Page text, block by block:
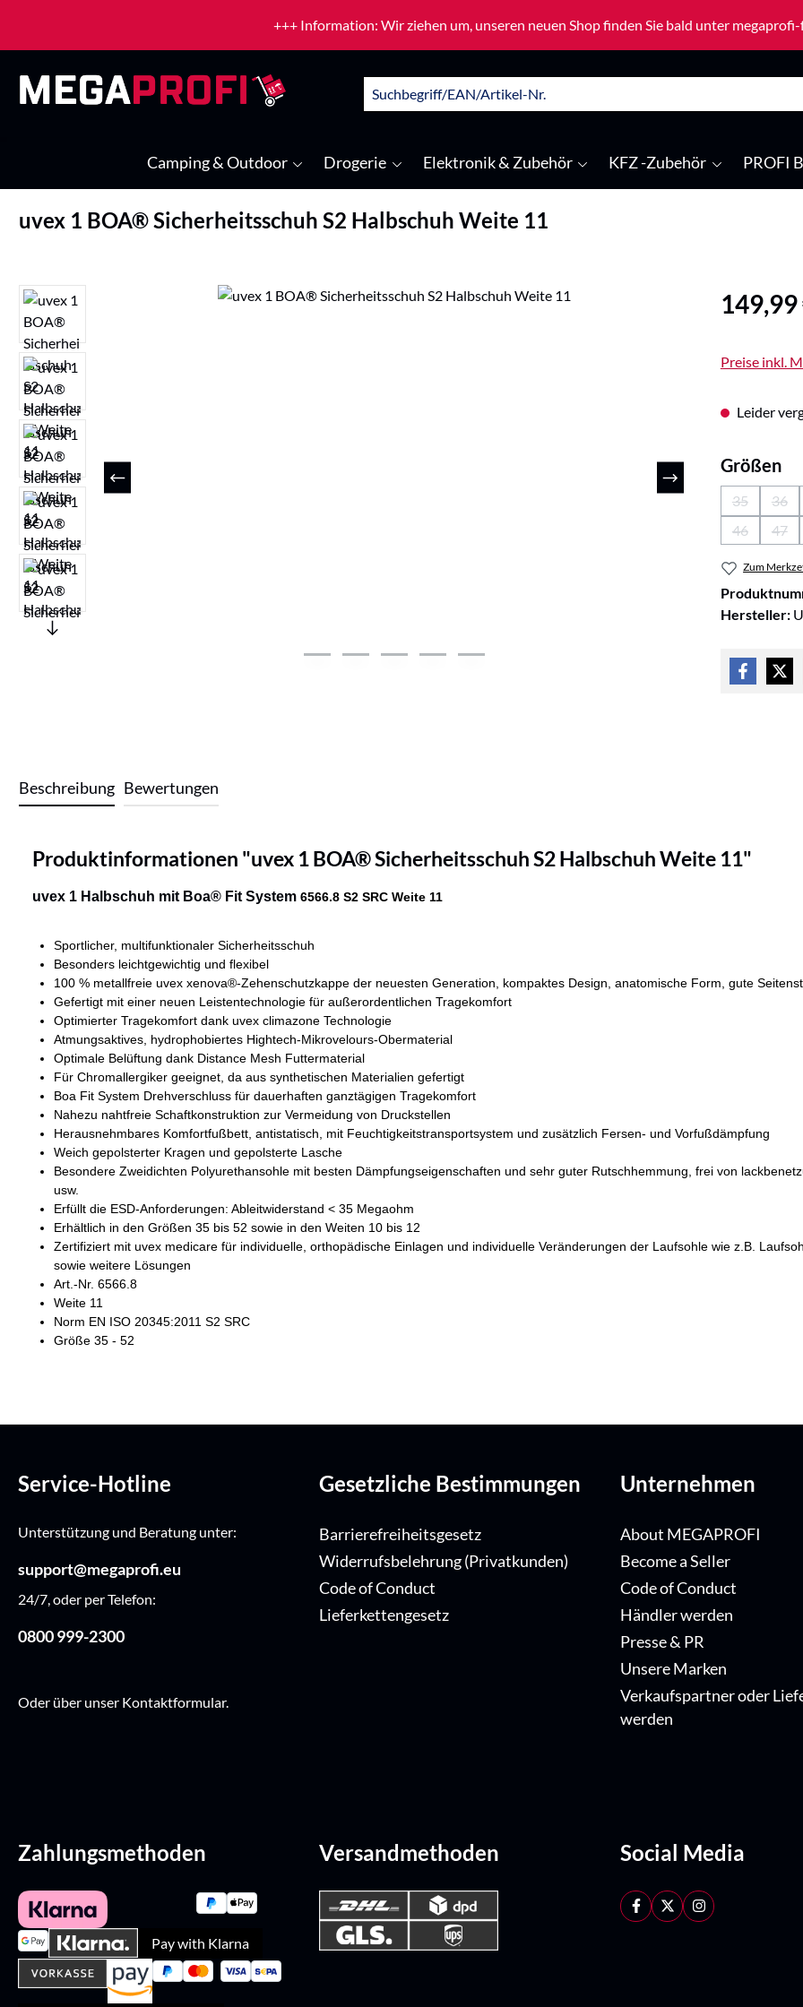
+++ Information: Wir ziehen um, unseren neuen Shop finden Sie bald unter
Camping & Outdoor Drogerie Elektronik & Zubehör KFZ -Zubehör PROFI
uvex 1 BOA® Sicherheitsschuh S2 Halbschuh Weite 11
Bildergalerie überspringen Regulärer
149,99
Preise inkl.
Leider
Größen
35
(Diese
36
46
(Diese
47
Zum
Hersteller:
Beschreibung Bewertungen
Produktinformationen "uvex 1 BOA® Sicherheitsschuh S2 Halbschuh Weite 11"
uvex 1 Halbschuh mit Boa® Fit System 6566.8 S2 SRC Weite 11
Sportlicher, multifunktionaler Sicherheitsschuh
Besonders leichtgewichtig und flexibel
100 % metallfreie uvex xenova®-Zehenschutzkappe der neuesten Generation, kompaktes Design, anatomische Form, gute
Gefertigt mit einer neuen Leistentechnologie für außerordentlichen Tragekomfort
Optimierter Tragekomfort dank uvex climazone Technologie
Atmungsaktives, hydrophobiertes Hightech-Mikrovelours-Obermaterial
Optimale Belüftung dank Distance Mesh Futtermaterial
Für Chromallergiker geeignet, da aus synthetischen Materialien gefertigt
Boa Fit System Drehverschluss für dauerhaften ganztägigen Tragekomfort
Nahezu nahtfreie Schaftkonstruktion zur Vermeidung von Druckstellen
Herausnehmbares Komfortfußbett, antistatisch, mit Feuchtigkeitstransportsystem und zusätzlich Fersen- und Vorfußdämpfung
Weich gepolsterter Kragen und gepolsterte Lasche
Besondere Zweidichten Polyurethansohle mit besten Dämpfungseigenschaften und sehr guter Rutschhemmung, frei von
usw.
Erfüllt die ESD-Anforderungen: Ableitwiderstand < 35 Megaohm
Erhältlich in den Größen 35 bis 52 sowie in den Weiten 10 bis 12
Zertifiziert mit uvex medicare für individuelle, orthopädische Einlagen und individuelle Veränderungen der Laufsohle wie z.B.
sowie weitere Lösungen
Art.-Nr. 6566.8
Weite 11
Norm EN ISO 20345:2011 S2 SRC
Größe 35 - 52
Service-Hotline
Unterstützung und Beratung unter:
support@megaprofi.eu
24/7, oder per Telefon:
0800 999-2300
Oder über unser Kontaktformular.
Gesetzliche Bestimmungen
Barrierefreiheitsgesetz
Widerrufsbelehrung (Privatkunden)
Code of Conduct
Lieferkettengesetz
Unternehmen
About MEGAPROFI
Become a Seller
Code of Conduct
Händler werden
Presse & PR
Unsere Marken
Verkaufspartner oder
werden
Zahlungsmethoden
Pay with Klarna
Versandmethoden Social Media